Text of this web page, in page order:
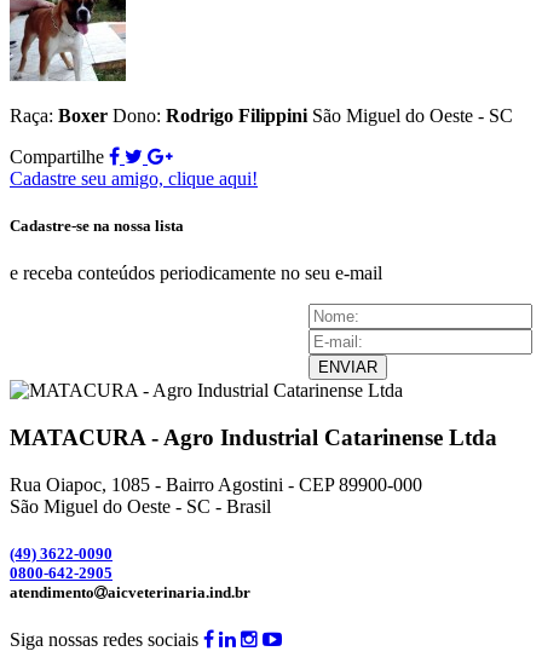
Raça: Boxer Dono: Rodrigo Filippini São Miguel do Oeste - SC
Compartilhe
Cadastre seu amigo, clique aqui!
Cadastre-se na nossa lista
e receba conteúdos periodicamente no seu e-mail
ENVIAR
MATACURA - Agro Industrial Catarinense Ltda
Rua Oiapoc, 1085 - Bairro Agostini - CEP 89900-000
São Miguel do Oeste - SC - Brasil
(49) 3622-0090
0800-642-2905
atendimento
aicveterinaria.ind.br
Siga nossas redes sociais